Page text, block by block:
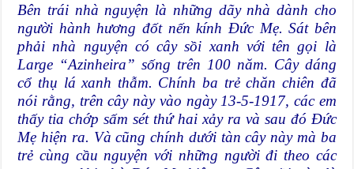
Bên trái nhà nguyện là những dãy nhà dành cho
người hành hương đốt nến kính Đức Mẹ. Sát bên
phải nhà nguyện có cây sồi xanh với tên gọi là
Large “Azinheira” sống trên 100 năm. Cây dáng
cổ thụ lá xanh thẫm. Chính ba trẻ chăn chiên đã
nói rằng, trên cây này vào ngày 13-5-1917, các em
thấy tia chớp sấm sét thứ hai xảy ra và sau đó Đức
Mẹ hiện ra. Và cũng chính dưới tàn cây này mà ba
trẻ cùng cầu nguyện với những người đi theo các